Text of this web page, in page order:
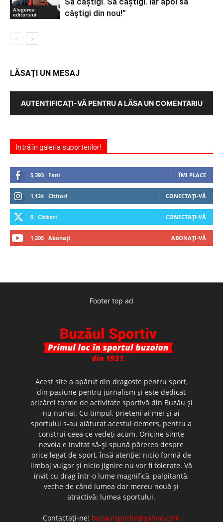
Alegerea
editorului
câștigi din nou!”
LĂSAȚI UN MESAJ
AUTENTIFICAȚI-VĂ PENTRU A LĂSA UN COMENTARIU
Intră în galeria suporterilor!
5,393 Fani ÎMI PLACE
1,124 Cititori CONECTAȚI-VĂ
0 Cititori CONECTAȚI-VĂ
1,205 Abonați ABONAȚI-VĂ
Footer top ad
Acest site a apărut din dragoste pentru sport,
din pasiune pentru jurnalism şi este dedicat
oricărei forme de activitate sportivă din Buzău şi
nu numai. Cu timpul, prieteni ai mei şi ai
sportului s-au alăturat acestui demers, pentru a
construi ceea ce vedeţi acum. Oricine simte
nevoia e invitat să-şi spună părerea despre
orice legat de sport, însă atenţie: nicio formă de
limbaj vulgar şi nicio jignire nu vor fi tolerate. Vă
invit cu drag într-o lume magnifică, palpitantă,
veche de când lumea dar mereu nouă şi
atractivă: lumea sportului.
Contactați-ne: buzaulsportiv@yahoo.com